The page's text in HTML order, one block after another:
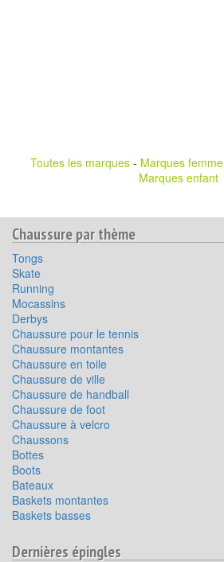
Toutes les marques - Marques femme
Marques enfant
Chaussure par thème
Tongs
Skate
Running
Mocassins
Derbys
Chaussure pour le tennis
Chaussure montantes
Chaussure en toile
Chaussure de ville
Chaussure de handball
Chaussure de foot
Chaussure à velcro
Chaussons
Bottes
Boots
Bateaux
Baskets montantes
Baskets basses
Dernières épingles